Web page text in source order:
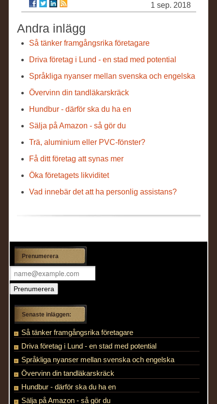
1 sep. 2018
Andra inlägg
Så tänker framgångsrika företagare
Driva företag i Lund - en stad med potential
Språkliga nyanser mellan svenska och engelska
Övervinn din tandläkarskräck
Hundbur - därför ska du ha en
Sälja på Amazon - så gör du
Trä, aluminium eller PVC-fönster?
Få ditt företag att synas mer
Öka företagets likviditet
Vad innebär det att ha personlig assistans?
Prenumerera
Senaste inläggen:
Så tänker framgångsrika företagare
Driva företag i Lund - en stad med potential
Språkliga nyanser mellan svenska och engelska
Övervinn din tandläkarskräck
Hundbur - därför ska du ha en
Sälja på Amazon - så gör du